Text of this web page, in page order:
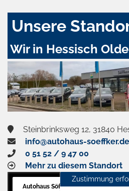
Unsere
Wir in Hessisch
Steinbrinksweg 12, 31840
info@autohaus-soeffker.de
0 51 52 / 9 47 00
Mehr zu diesem Standort
Autohaus Söffker GmbH
Zustimmung